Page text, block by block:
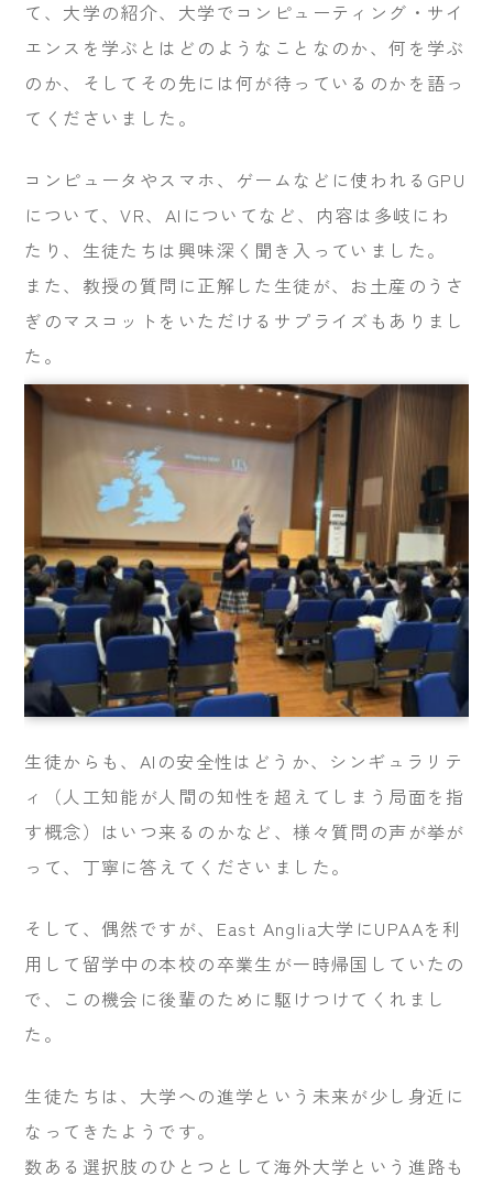
て、大学の紹介、大学でコンピューティング・サイ
エンスを学ぶとはどのようなことなのか、何を学ぶ
のか、そしてその先には何が待っているのかを語っ
てくださいました。
コンピュータやスマホ、ゲームなどに使われるGPU
について、VR、AIについてなど、内容は多岐にわ
たり、生徒たちは興味深く聞き入っていました。
また、教授の質問に正解した生徒が、お土産のうさ
ぎのマスコットをいただけるサプライズもありまし
た。
生徒からも、AIの安全性はどうか、シンギュラリテ
ィ（人工知能が人間の知性を超えてしまう局面を指
す概念）はいつ来るのかなど、様々質問の声が挙が
って、丁寧に答えてくださいました。
そして、偶然ですが、East Anglia大学にUPAAを利
用して留学中の本校の卒業生が一時帰国していたの
で、この機会に後輩のために駆けつけてくれまし
た。
生徒たちは、大学への進学という未来が少し身近に
なってきたようです。
数ある選択肢のひとつとして海外大学という進路も